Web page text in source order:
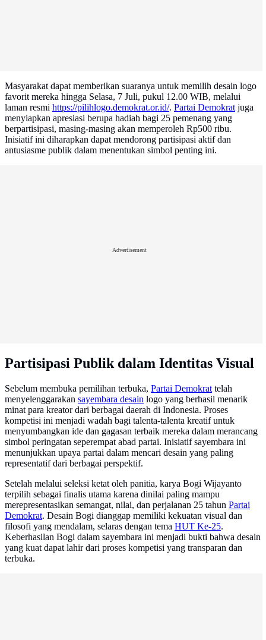
Masyarakat dapat memberikan suaranya untuk memilih desain logo
favorit mereka hingga Selasa, 7 Juli, pukul 12.00 WIB, melalui
laman resmi https://pilihlogo.demokrat.or.id/. Partai Demokratjuga
menyiapkan apresiasi berupa hadiah bagi 25 pemenang yang
berpartisipasi, masing-masing akan memperoleh Rp500 ribu.
Inisiatif ini diharapkan dapat mendorong partisipasi aktif dan
antusiasme publik dalam menentukan simbol penting ini.
Advertisement
Partisipasi Publik dalam Identitas Visual
Sebelum membuka pemilihan terbuka, Partai Demokrat telah
menyelenggarakan sayembara desain logo yang berhasil menarik
minat para kreator dari berbagai daerah di Indonesia. Proses
kompetisi ini menjadi wadah bagi talenta-talenta kreatif untuk
menyumbangkan ide dan gagasan terbaik mereka dalam merancang
simbol peringatan seperempat abad partai. Inisiatif sayembara ini
menunjukkan upaya partai dalam mencari desain yang paling
representatif dari berbagai perspektif.
Setelah melalui seleksi ketat oleh panitia, karya Bogi Wijayanto
terpilih sebagai finalis utama karena dinilai paling mampu
merepresentasikan semangat, nilai, dan perjalanan 25 tahun Partai
Demokrat. Desain Bogi dianggap memiliki kekuatan visual dan
filosofi yang mendalam, selaras dengan tema HUT Ke-25.
Keberhasilan Bogi dalam sayembara ini menjadi bukti bahwa desain
yang kuat dapat lahir dari proses kompetisi yang transparan dan
terbuka.